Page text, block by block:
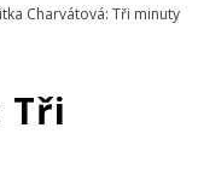
Charvátová: Tři minuty
Tři